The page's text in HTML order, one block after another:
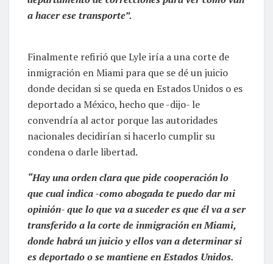
a hacer ese transporte”.
Finalmente refirió que Lyle iría a una corte de
inmigración en Miami para que se dé un juicio
donde decidan si se queda en Estados Unidos o es
deportado a México, hecho que -dijo- le
convendría al actor porque las autoridades
nacionales decidirían si hacerlo cumplir su
condena o darle libertad.
“Hay una orden clara que pide cooperación lo
que cual indica -como abogada te puedo dar mi
opinión- que lo que va a suceder es que él va a ser
transferido a la corte de inmigración en Miami,
donde habrá un juicio y ellos van a determinar si
es deportado o se mantiene en Estados Unidos.